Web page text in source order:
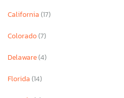
California(17)
Colorado(7)
Delaware(4)
Florida(14)